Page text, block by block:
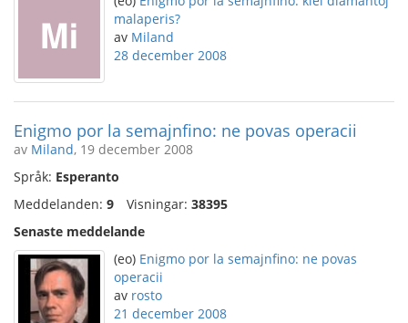
malaperis?
av Miland
28 december 2008
Enigmo por la semajnfino: ne povas operacii
av Miland, 19 december 2008
Språk: Esperanto
Meddelanden: 9 Visningar: 38395
Senaste meddelande
(eo) Enigmo por la semajnfino: ne povas
operacii
av rosto
21 december 2008